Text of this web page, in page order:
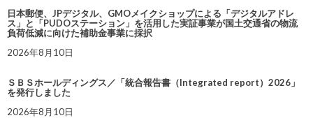
日本郵便、JPデジタル、GMOメイクショップによる「デジタルアドレ
ス」と「PUDOステーション」を活用した実証事業が国土交通省の物流
負荷低減に向けた補助金事業に採択
2026年8月10日
ＳＢＳホールディングス／「統合報告書（Integrated report）2026」
を発行しました
2026年8月10日